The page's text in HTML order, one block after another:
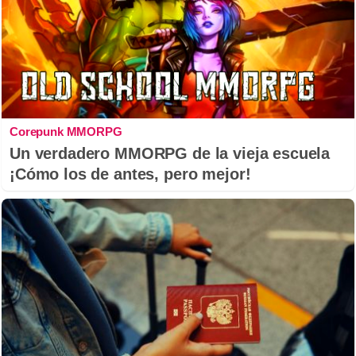
Corepunk MMORPG
Un verdadero MMORPG de la vieja escuela
¡Cómo los de antes, pero mejor!